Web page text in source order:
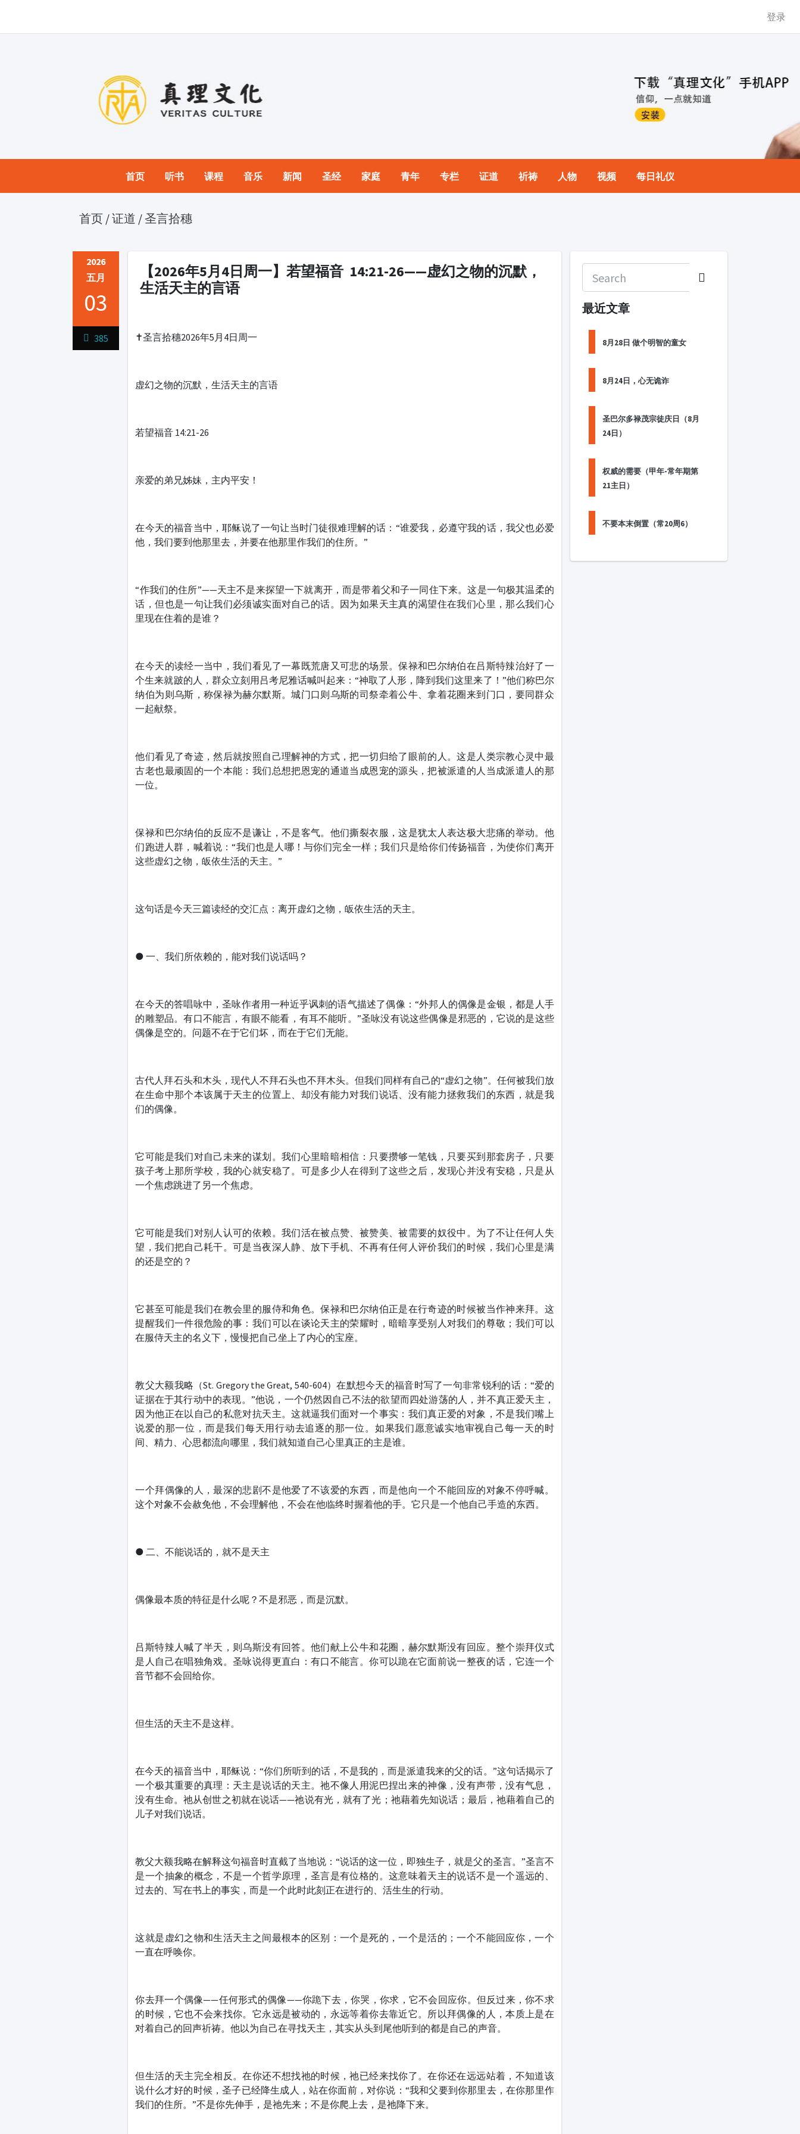
登录
首页 听书 课程 音乐 新闻 圣经 家庭 青年 专栏 证道 祈祷 人物 视频 每日礼仪
首页 /证道 /圣言拾穗
2026
五月
03
385
【2026年5月4日周一】若望福音 14:21-26——虚幻之物的沉默，
生活天主的言语
✝️圣言拾穗2026年5月4日周一
虚幻之物的沉默，生活天主的言语
若望福音 14:21-26
亲爱的弟兄姊妹，主内平安！
在今天的福音当中，耶稣说了一句让当时门徒很难理解的话：“谁爱我，必遵守我的话，我父也必爱
他，我们要到他那里去，并要在他那里作我们的住所。”
“作我们的住所”——天主不是来探望一下就离开，而是带着父和子一同住下来。这是一句极其温柔的
话，但也是一句让我们必须诚实面对自己的话。因为如果天主真的渴望住在我们心里，那么我们心
里现在住着的是谁？
在今天的读经一当中，我们看见了一幕既荒唐又可悲的场景。保禄和巴尔纳伯在吕斯特辣治好了一
个生来就跛的人，群众立刻用吕考尼雅话喊叫起来：“神取了人形，降到我们这里来了！”他们称巴尔
纳伯为则乌斯，称保禄为赫尔默斯。城门口则乌斯的司祭牵着公牛、拿着花圈来到门口，要同群众
一起献祭。
他们看见了奇迹，然后就按照自己理解神的方式，把一切归给了眼前的人。这是人类宗教心灵中最
古老也最顽固的一个本能：我们总想把恩宠的通道当成恩宠的源头，把被派遣的人当成派遣人的那
一位。
保禄和巴尔纳伯的反应不是谦让，不是客气。他们撕裂衣服，这是犹太人表达极大悲痛的举动。他
们跑进人群，喊着说：“我们也是人哪！与你们完全一样；我们只是给你们传扬福音，为使你们离开
这些虚幻之物，皈依生活的天主。”
这句话是今天三篇读经的交汇点：离开虚幻之物，皈依生活的天主。
● 一、我们所依赖的，能对我们说话吗？
在今天的答唱咏中，圣咏作者用一种近乎讽刺的语气描述了偶像：“外邦人的偶像是金银，都是人手
的雕塑品。有口不能言，有眼不能看，有耳不能听。”圣咏没有说这些偶像是邪恶的，它说的是这些
偶像是空的。问题不在于它们坏，而在于它们无能。
古代人拜石头和木头，现代人不拜石头也不拜木头。但我们同样有自己的“虚幻之物”。任何被我们放
在生命中那个本该属于天主的位置上、却没有能力对我们说话、没有能力拯救我们的东西，就是我
们的偶像。
它可能是我们对自己未来的谋划。我们心里暗暗相信：只要攒够一笔钱，只要买到那套房子，只要
孩子考上那所学校，我的心就安稳了。可是多少人在得到了这些之后，发现心并没有安稳，只是从
一个焦虑跳进了另一个焦虑。
它可能是我们对别人认可的依赖。我们活在被点赞、被赞美、被需要的奴役中。为了不让任何人失
望，我们把自己耗干。可是当夜深人静、放下手机、不再有任何人评价我们的时候，我们心里是满
的还是空的？
它甚至可能是我们在教会里的服侍和角色。保禄和巴尔纳伯正是在行奇迹的时候被当作神来拜。这
提醒我们一件很危险的事：我们可以在谈论天主的荣耀时，暗暗享受别人对我们的尊敬；我们可以
在服侍天主的名义下，慢慢把自己坐上了内心的宝座。
教父大额我略（St. Gregory the Great, 540-604）在默想今天的福音时写了一句非常锐利的话：“爱的
证据在于其行动中的表现。”他说，一个仍然因自己不法的欲望而四处游荡的人，并不真正爱天主，
因为他正在以自己的私意对抗天主。这就逼我们面对一个事实：我们真正爱的对象，不是我们嘴上
说爱的那一位，而是我们每天用行动去追逐的那一位。如果我们愿意诚实地审视自己每一天的时
间、精力、心思都流向哪里，我们就知道自己心里真正的主是谁。
一个拜偶像的人，最深的悲剧不是他爱了不该爱的东西，而是他向一个不能回应的对象不停呼喊。
这个对象不会赦免他，不会理解他，不会在他临终时握着他的手。它只是一个他自己手造的东西。
● 二、不能说话的，就不是天主
偶像最本质的特征是什么呢？不是邪恶，而是沉默。
吕斯特辣人喊了半天，则乌斯没有回答。他们献上公牛和花圈，赫尔默斯没有回应。整个崇拜仪式
是人自己在唱独角戏。圣咏说得更直白：有口不能言。你可以跪在它面前说一整夜的话，它连一个
音节都不会回给你。
但生活的天主不是这样。
在今天的福音当中，耶稣说：“你们所听到的话，不是我的，而是派遣我来的父的话。”这句话揭示了
一个极其重要的真理：天主是说话的天主。祂不像人用泥巴捏出来的神像，没有声带，没有气息，
没有生命。祂从创世之初就在说话——祂说有光，就有了光；祂藉着先知说话；最后，祂藉着自己的
儿子对我们说话。
教父大额我略在解释这句福音时直截了当地说：“说话的这一位，即独生子，就是父的圣言。”圣言不
是一个抽象的概念，不是一个哲学原理，圣言是有位格的。这意味着天主的说话不是一个遥远的、
过去的、写在书上的事实，而是一个此时此刻正在进行的、活生生的行动。
这就是虚幻之物和生活天主之间最根本的区别：一个是死的，一个是活的；一个不能回应你，一个
一直在呼唤你。
你去拜一个偶像——任何形式的偶像——你跪下去，你哭，你求，它不会回应你。但反过来，你不求
的时候，它也不会来找你。它永远是被动的，永远等着你去靠近它。所以拜偶像的人，本质上是在
对着自己的回声祈祷。他以为自己在寻找天主，其实从头到尾他听到的都是自己的声音。
但生活的天主完全相反。在你还不想找祂的时候，祂已经来找你了。在你还在远远站着，不知道该
说什么才好的时候，圣子已经降生成人，站在你面前，对你说：“我和父要到你那里去，在你那里作
我们的住所。”不是你先伸手，是祂先来；不是你爬上去，是祂降下来。
最近文章
8月28日 做个明智的童女
8月24日，心无诡诈
圣巴尔多禄茂宗徒庆日（8月
24日）
权威的需要（甲年-常年期第
21主日）
不要本末倒置（常20周6）